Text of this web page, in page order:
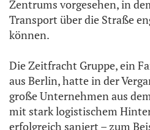
Zentrums vorgesehen, in
Transport über die Straße
können.
Die Zeitfracht Gruppe, ein
aus Berlin, hatte in der
große Unternehmen aus
mit stark logistischem
erfolgreich saniert – zum